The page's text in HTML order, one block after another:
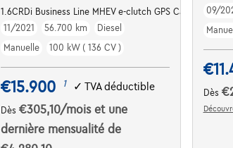
1.6CRDi Business Line MHEV e-clutch GPS Camera
11/2021
56.700 km
Diesel
Manuelle
100 kW ( 136 CV )
€15.900 1 ✓TVA déductible
Dès€305,10/moiset une
dernière mensualité de
09/
Dès